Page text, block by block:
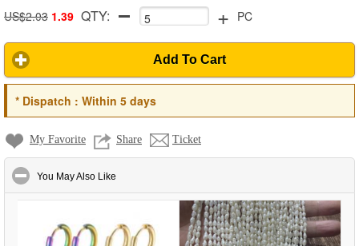
US$2.03 1.39 QTY: + PC
Add To Cart
*Dispatch : Within 5 days
My Favorite Share Ticket
You May Also Like